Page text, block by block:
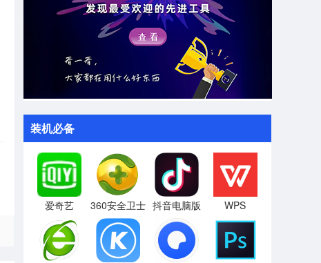
装机必备
爱奇艺 360安全卫士 抖音电脑版 WPS